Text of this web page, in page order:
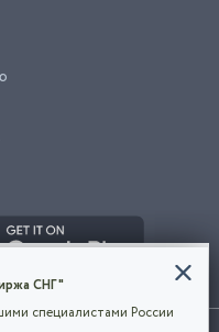
означает
сделать
СНГ"
специалистами России